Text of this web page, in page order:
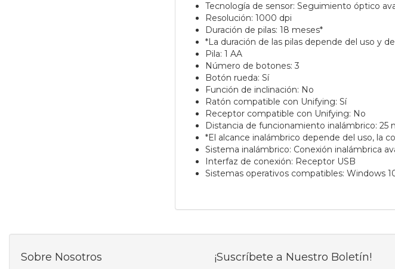
Tecnología de sensor: Seguimiento óptico
Resolución: 1000 dpi
Duración de pilas: 18 meses*
*La duración de las pilas depende del uso y
Pila: 1 AA
Número de botones: 3
Botón rueda: Sí
Función de inclinación: No
Ratón compatible con Unifying: Sí
Receptor compatible con Unifying: No
Distancia de funcionamiento inalámbrico: 25
*El alcance inalámbrico depende del uso, la
Sistema inalámbrico: Conexión inalámbrica
Interfaz de conexión: Receptor USB
Sistemas operativos compatibles: Windows
Sobre Nosotros ¡Suscríbete a Nuestro Boletín!